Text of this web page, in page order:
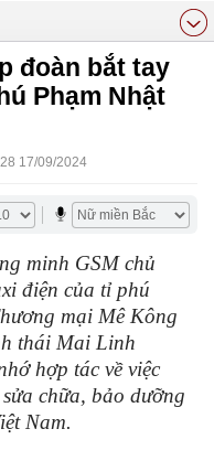
đoàn bắt tay
Phạm Nhật
17/09/2024
minh GSM chủ
điện của tỉ phú
mại Mê Kông
thái Mai Linh
hợp tác về việc
chữa, bảo dưỡng
Nam.